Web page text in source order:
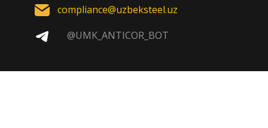
compliance@uzbeksteel.uz
@UMK_ANTICOR_BOT